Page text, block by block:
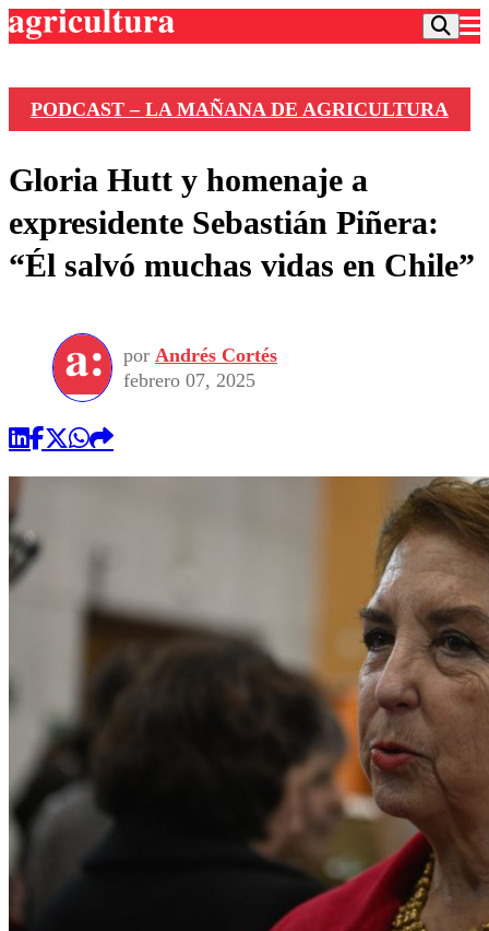
Frecuencias
Agricultura TV
Deportes
Colo Colo
Seleccion Chilena
Torneo Internacional
Universidad de Chile
Entretención
Economía
Internacional
Sustentabilidad
Publicaciones en medios
Opinión
PODCAST – LA MAÑANA DE AGRICULTURA
Gloria Hutt y homenaje a
expresidente Sebastián Piñera:
“Él salvó muchas vidas en Chile”
por Andrés Cortés
febrero 07, 2025